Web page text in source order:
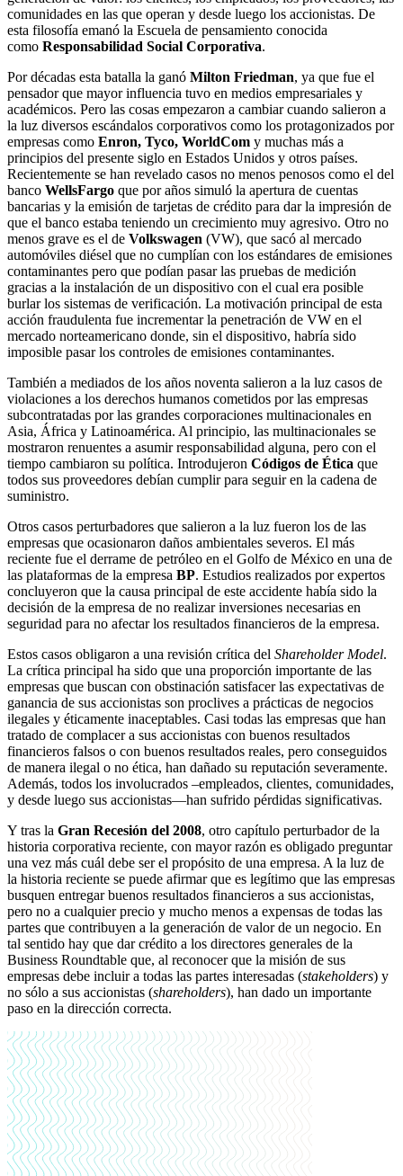
comunidades en las que operan y desde luego los accionistas. De
esta filosofía emanó la Escuela de pensamiento conocida
como Responsabilidad Social Corporativa.
Por décadas esta batalla la ganó Milton Friedman, ya que fue el
pensador que mayor influencia tuvo en medios empresariales y
académicos. Pero las cosas empezaron a cambiar cuando salieron a
la luz diversos escándalos corporativos como los protagonizados por
empresas como Enron, Tyco, WorldCom y muchas más a
principios del presente siglo en Estados Unidos y otros países.
Recientemente se han revelado casos no menos penosos como el del
banco WellsFargo que por años simuló la apertura de cuentas
bancarias y la emisión de tarjetas de crédito para dar la impresión de
que el banco estaba teniendo un crecimiento muy agresivo. Otro no
menos grave es el de Volkswagen (VW), que sacó al mercado
automóviles diésel que no cumplían con los estándares de emisiones
contaminantes pero que podían pasar las pruebas de medición
gracias a la instalación de un dispositivo con el cual era posible
burlar los sistemas de verificación. La motivación principal de esta
acción fraudulenta fue incrementar la penetración de VW en el
mercado norteamericano donde, sin el dispositivo, habría sido
imposible pasar los controles de emisiones contaminantes.
También a mediados de los años noventa salieron a la luz casos de
violaciones a los derechos humanos cometidos por las empresas
subcontratadas por las grandes corporaciones multinacionales en
Asia, África y Latinoamérica. Al principio, las multinacionales se
mostraron renuentes a asumir responsabilidad alguna, pero con el
tiempo cambiaron su política. Introdujeron Códigos de Ética que
todos sus proveedores debían cumplir para seguir en la cadena de
suministro.
Otros casos perturbadores que salieron a la luz fueron los de las
empresas que ocasionaron daños ambientales severos. El más
reciente fue el derrame de petróleo en el Golfo de México en una de
las plataformas de la empresa BP. Estudios realizados por expertos
concluyeron que la causa principal de este accidente había sido la
decisión de la empresa de no realizar inversiones necesarias en
seguridad para no afectar los resultados financieros de la empresa.
Estos casos obligaron a una revisión crítica del Shareholder Model.
La crítica principal ha sido que una proporción importante de las
empresas que buscan con obstinación satisfacer las expectativas de
ganancia de sus accionistas son proclives a prácticas de negocios
ilegales y éticamente inaceptables. Casi todas las empresas que han
tratado de complacer a sus accionistas con buenos resultados
financieros falsos o con buenos resultados reales, pero conseguidos
de manera ilegal o no ética, han dañado su reputación severamente.
Además, todos los involucrados –empleados, clientes, comunidades,
y desde luego sus accionistas—han sufrido pérdidas significativas.
Y tras la Gran Recesión del 2008, otro capítulo perturbador de la
historia corporativa reciente, con mayor razón es obligado preguntar
una vez más cuál debe ser el propósito de una empresa. A la luz de
la historia reciente se puede afirmar que es legítimo que las empresas
busquen entregar buenos resultados financieros a sus accionistas,
pero no a cualquier precio y mucho menos a expensas de todas las
partes que contribuyen a la generación de valor de un negocio. En
tal sentido hay que dar crédito a los directores generales de la
Business Roundtable que, al reconocer que la misión de sus
empresas debe incluir a todas las partes interesadas (stakeholders) y
no sólo a sus accionistas (shareholders), han dado un importante
paso en la dirección correcta.